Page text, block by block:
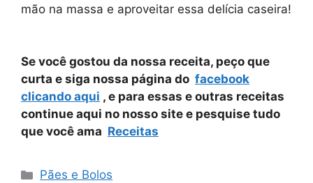
mão na massa e aproveitar essa delícia caseira!
Se você gostou da nossa receita, peço que
curta e siga nossa página do facebook
clicando aqui , e para essas e outras receitas
continue aqui no nosso site e pesquise tudo
que você ama Receitas
Categorias
Pães e Bolos